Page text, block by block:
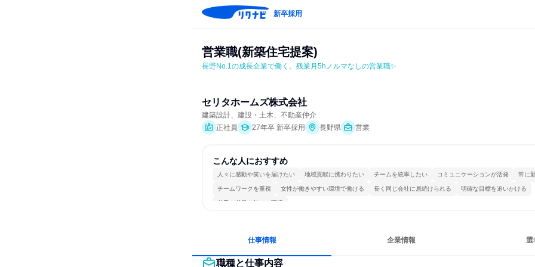
新卒採用
営業職(新築住宅提案)
長野No.1の成長企業で働く。残業月5hノルマなしの営業職✨
セリタホームズ株式会社
建築設計、建設・土木、不動産仲介
正社員
27年卒 新卒採用 長野県 営業
こんな人におすすめ
人々に感動や笑いを届けたい 地域貢献に携わりたい チームを統率したい コミュニケーションが活発 常に
チームワークを重視 女性が働きやすい環境で働ける 長く同じ会社に居続けられる 明確な目標を追いかける
若手が裁量を持てる環境
仕事情報 企業情報 選
職種と仕事内容